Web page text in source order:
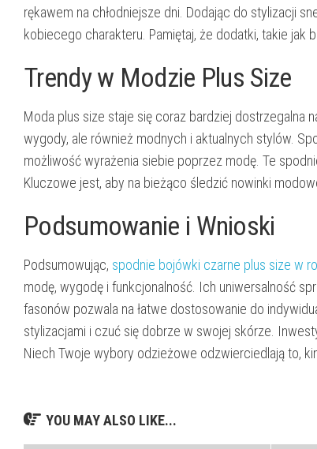
rękawem na chłodniejsze dni. Dodając do stylizacji
kobiecego charakteru. Pamiętaj, że dodatki, takie jak
Trendy w Modzie Plus Size
Moda plus size staje się coraz bardziej dostrzegalna
wygody, ale również modnych i aktualnych stylów.
możliwość wyrażenia siebie poprzez modę. Te
Kluczowe jest, aby na bieżąco śledzić nowinki
Podsumowanie i Wnioski
Podsumowując, spodnie bojówki czarne plus size w
modę, wygodę i funkcjonalność. Ich uniwersalność
fasonów pozwala na łatwe dostosowanie do
stylizacjami i czuć się dobrze w swojej skórze.
Niech Twoje wybory odzieżowe odzwierciedlają to,
YOU MAY ALSO LIKE...